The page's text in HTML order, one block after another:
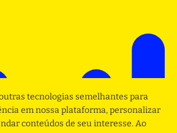
tecnologias semelhantes para
em nossa plataforma, personalizar
conteúdos de seu interesse. Ao